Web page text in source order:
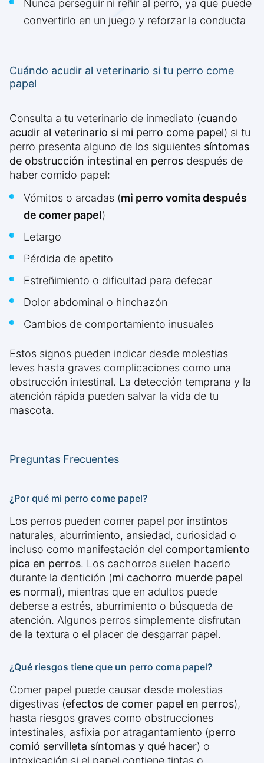
Nunca perseguir ni reñir al perro, ya que puede
convertirlo en un juego y reforzar la conducta
Cuándo acudir al veterinario si tu perro come
papel
Consulta a tu veterinario de inmediato (cuando
acudir al veterinario si mi perro come papel) si tu
perro presenta alguno de los siguientes síntomas
de obstrucción intestinal en perros después de
haber comido papel:
Vómitos o arcadas (mi perro vomita después
de comer papel)
Letargo
Pérdida de apetito
Estreñimiento o dificultad para defecar
Dolor abdominal o hinchazón
Cambios de comportamiento inusuales
Estos signos pueden indicar desde molestias
leves hasta graves complicaciones como una
obstrucción intestinal. La detección temprana y la
atención rápida pueden salvar la vida de tu
mascota.
Preguntas Frecuentes
¿Por qué mi perro come papel?
Los perros pueden comer papel por instintos
naturales, aburrimiento, ansiedad, curiosidad o
incluso como manifestación del comportamiento
pica en perros. Los cachorros suelen hacerlo
durante la dentición (mi cachorro muerde papel
es normal), mientras que en adultos puede
deberse a estrés, aburrimiento o búsqueda de
atención. Algunos perros simplemente disfrutan
de la textura o el placer de desgarrar papel.
¿Qué riesgos tiene que un perro coma papel?
Comer papel puede causar desde molestias
digestivas (efectos de comer papel en perros),
hasta riesgos graves como obstrucciones
intestinales, asfixia por atragantamiento (perro
comió servilleta síntomas y qué hacer) o